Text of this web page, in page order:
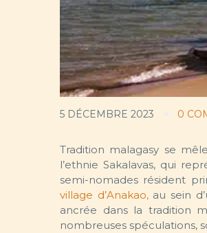
5 DÉCEMBRE 2023 0
Tradition malagasy se
l’ethnie Sakalavas, qui
semi-nomades résident
village d’Anakao,au sein
ancrée dans la tradition
nombreuses spéculations,